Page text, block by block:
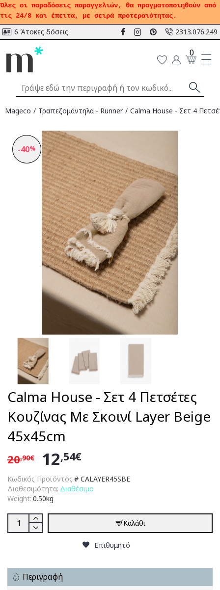
Όλες οι παραδόσεις παραγγελιών, θα πραγματοποιηθούν από
τις 24/8 και έπειτα, με σειρά προτεραιότητας.
6 Άτοκες δόσεις 2313.076.249
0
Mageco Τραπεζομάντηλα - Runner Calma House - Σετ 4
-40%
Calma House - Σετ 4 Πετσέτες
Κουζίνας Με Σκοινί Layer Beige
45x45cm
Κωδικός Προϊόντος # CALAYER45SBE
Διαθεσιμότητα: Διαθέσιμο
Weight: 0.50kg
12,54€
20,90€
Καλάθι
Επιθυμητό
Περιγραφή